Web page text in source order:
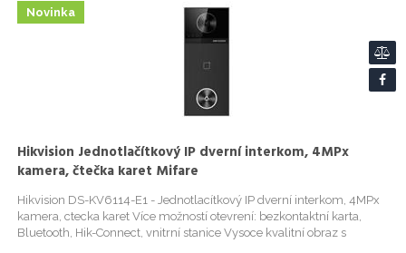
Hikvision Jednotlačítkový IP dverní interkom, 4MPx
kamera, čtečka karet Mifare
Hikvision DS-KV6114-E1 - Jednotlacítkový IP dverní interkom, 4MPx
kamera, ctecka karet Více možností otevrení: bezkontaktní karta,
Bluetooth, Hik-Connect, vnitrní stanice Vysoce kvalitní obraz s
Novinka